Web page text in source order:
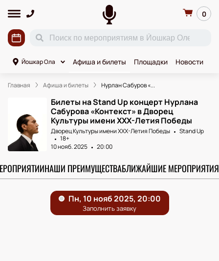
0
Йошкар Ола Афиша и билеты Площадки Новости
Главная Афиша и билеты Нурлан Сабуров «...
Билеты на Stand Up концерт Нурлана
Сабурова «Контекст» в Дворец
Культуры имени ХХХ-Летия Победы
Дворец Культуры имени ХХХ-Летия Победы
Stand Up
18+
10 нояб. 2025
20:00
НАШИ ПРЕИМУЩЕСТВАБЛИЖАЙШИЕ МЕРОПРИЯТИЯ